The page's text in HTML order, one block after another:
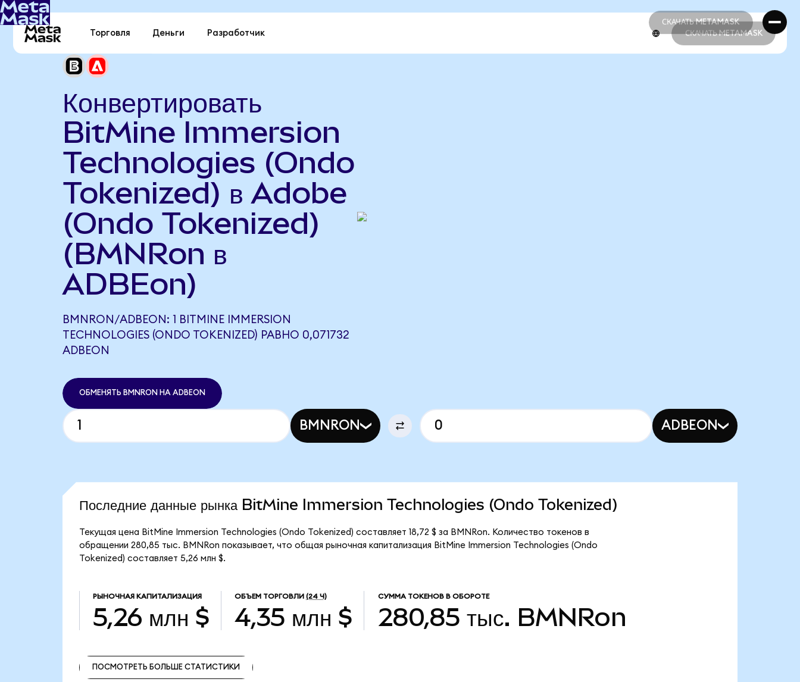
СКАЧАТЬ METAMASK
СКАЧАТЬ METAMASK
Торговля Деньги Разработчик СКАЧАТЬ METAMASK
Конвертировать
BitMine Immersion
Technologies (Ondo
Tokenized) в Adobe
(Ondo Tokenized)
(BMNRon в
ADBEon)
BMNRON/ADBEON: 1 BITMINE IMMERSION
TECHNOLOGIES (ONDO TOKENIZED) РАВНО 0,071732
ADBEON
ОБМЕНЯТЬ BMNRON НА ADBEON
BMNRON ADBEON
Последние данные рынка BitMine Immersion Technologies (Ondo Tokenized)
Текущая цена BitMine Immersion Technologies (Ondo Tokenized) составляет 18,72 $ за BMNRon. Количество токенов в
обращении 280,85 тыс. BMNRon показывает, что общая рыночная капитализация BitMine Immersion Technologies (Ondo
Tokenized) составляет 5,26 млн $.
РЫНОЧНАЯ КАПИТАЛИЗАЦИЯ
5,26 млн $
ОБЪЕМ ТОРГОВЛИ (24 Ч)
4,35 млн $
СУММА ТОКЕНОВ В ОБОРОТЕ
280,85 тыс. BMNRon
ПОСМОТРЕТЬ БОЛЬШЕ СТАТИСТИКИ